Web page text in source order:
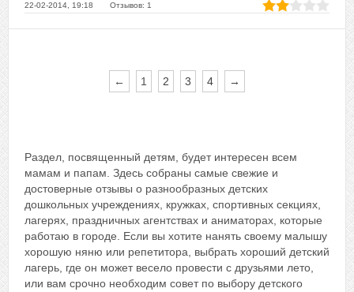
22-02-2014, 19:18 Отзывов: 1
← 1 2 3 4 →
Раздел, посвященный детям, будет интересен всем
мамам и папам. Здесь собраны самые свежие и
достоверные отзывы о разнообразных детских
дошкольных учреждениях, кружках, спортивных секциях,
лагерях, праздничных агентствах и аниматорах, которые
работаю в городе. Если вы хотите нанять своему малышу
хорошую няню или репетитора, выбрать хороший детский
лагерь, где он может весело провести с друзьями лето,
или вам срочно необходим совет по выбору детского